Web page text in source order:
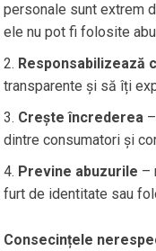
personale sunt extrem
ele nu pot fi folosite
Responsabilizează
transparente și să îți
Crește încrederea
dintre consumatori și
Previne abuzurile –
furt de identitate sau
Consecințele